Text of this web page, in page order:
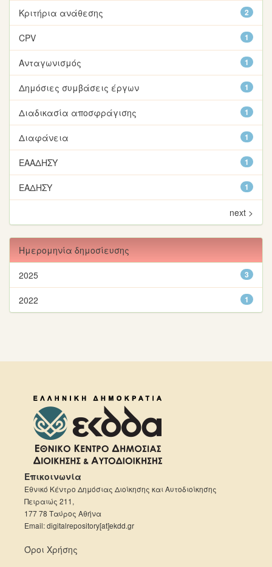
2
Κριτήρια ανάθεσης
1
CPV
1
Ανταγωνισμός
1
Δημόσιες συμβάσεις έργων
1
Διαδικασία αποσφράγισης
1
Διαφάνεια
1
ΕΑΑΔΗΣΥ
1
ΕΑΔΗΣΥ
next >
Ημερομηνία δημοσίευσης
3
2025
1
2022
Επικοινωνία
Εθνικό Κέντρο Δημόσιας Διοίκησης και Αυτοδιοίκησης
Πειραιώς 211,
177 78 Ταύρος Αθήνα
Email: digitalrepository[at]ekdd.gr
Όροι Χρήσης